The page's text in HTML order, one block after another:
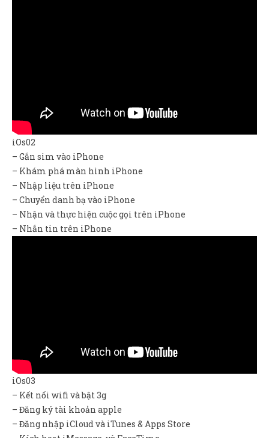
iOs02
– Gắn sim vào iPhone
– Khám phá màn hình iPhone
– Nhập liệu trên iPhone
– Chuyển danh bạ vào iPhone
– Nhận và thực hiện cuộc gọi trên iPhone
– Nhắn tin trên iPhone
iOs03
– Kết nối wifi và bật 3g
– Đăng ký tài khoản apple
– Đăng nhập iCloud và iTunes & Apps Store